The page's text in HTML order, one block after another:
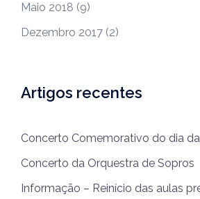
Maio 2018 (9)
Dezembro 2017 (2)
Artigos recentes
Concerto Comemorativo do dia
Concerto da Orquestra de Sopros
Informação – Reinício das aulas